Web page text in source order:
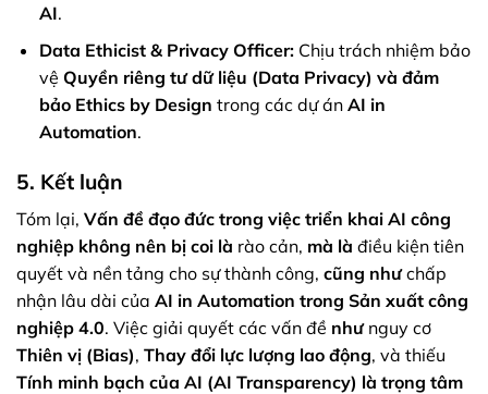
AI.
Data Ethicist & Privacy Officer:Chịu trách nhiệm bảo
vệ Quyền riêng tư dữ liệu (Data Privacy) và đảm
bảo Ethics by Design trong các dự án AI in
Automation.
5. Kết luận
Tóm lại, Vấn đề đạo đức trong việc triển khai AI công
nghiệp không nên bị coi là rào cản, mà là điều kiện tiên
quyết và nền tảng cho sự thành công, cũng nhưchấp
nhận lâu dài của AI in Automation trong Sản xuất công
nghiệp 4.0. Việc giải quyết các vấn đề nhưnguy cơ
Thiên vị (Bias), Thay đổi lực lượng lao động, và thiếu
Tính minh bạch của AI (AI Transparency) là trọng tâm